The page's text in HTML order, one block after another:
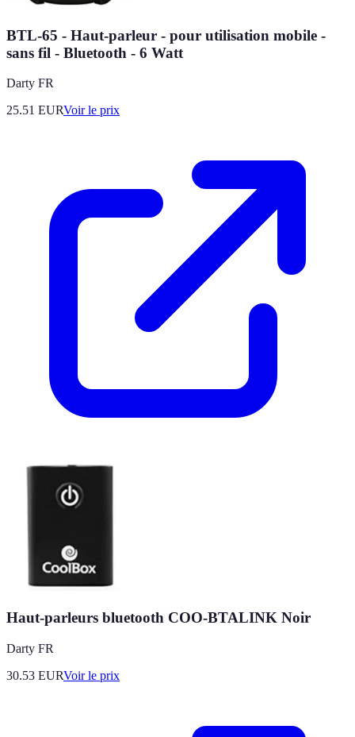
BTL-65 - Haut-parleur - pour utilisation mobile -
sans fil - Bluetooth - 6 Watt
Darty FR
25.51 EURVoir le prix
Haut-parleurs bluetooth COO-BTALINK Noir
Darty FR
30.53 EURVoir le prix